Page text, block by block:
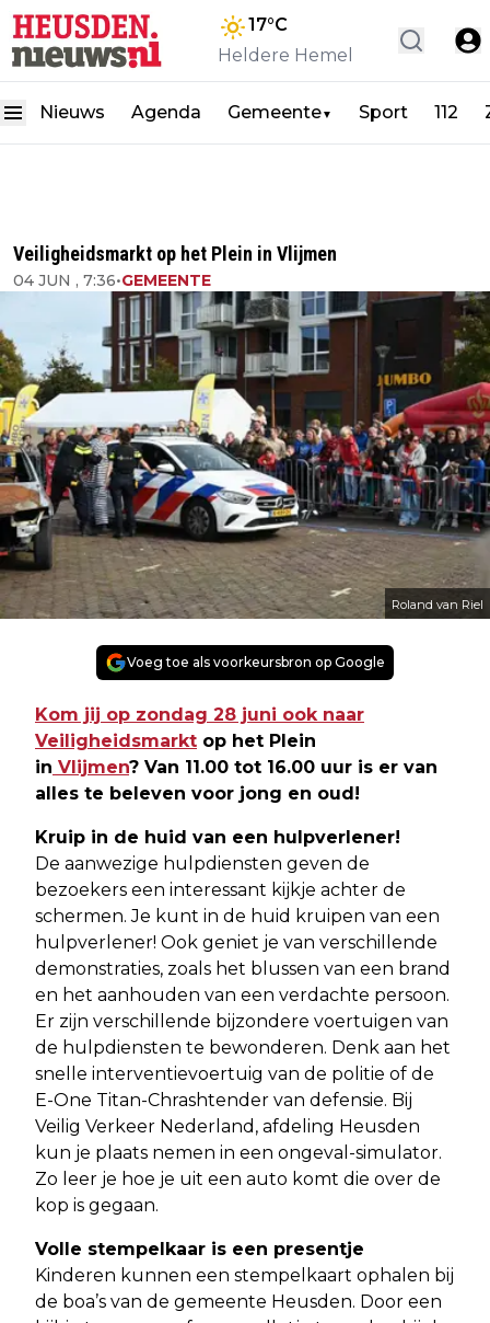
17°C
Heldere Hemel
Nieuws Agenda Gemeente▼ Sport 112
Veiligheidsmarkt op het Plein in Vlijmen
04 JUN , 7:36•GEMEENTE
Roland van Riel
Voeg toe als voorkeursbron op Google
Kom jij op zondag 28 juni ook naar
Veiligheidsmarkt op het Plein
in Vlijmen? Van 11.00 tot 16.00 uur is er van
alles te beleven voor jong en oud!
Kruip in de huid van een hulpverlener!
De aanwezige hulpdiensten geven de
bezoekers een interessant kijkje achter de
schermen. Je kunt in de huid kruipen van een
hulpverlener! Ook geniet je van verschillende
demonstraties, zoals het blussen van een brand
en het aanhouden van een verdachte persoon.
Er zijn verschillende bijzondere voertuigen van
de hulpdiensten te bewonderen. Denk aan het
snelle interventievoertuig van de politie of de
E-One Titan-Chrashtender van defensie. Bij
Veilig Verkeer Nederland, afdeling Heusden
kun je plaats nemen in een ongeval-simulator.
Zo leer je hoe je uit een auto komt die over de
kop is gegaan.
Volle stempelkaar is een presentje
Kinderen kunnen een stempelkaart ophalen bij
de boa’s van de gemeente Heusden. Door een